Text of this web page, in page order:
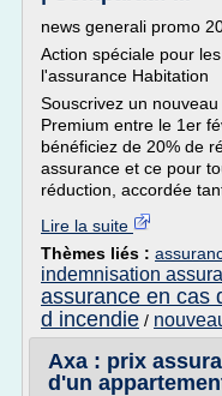
news generali promo
Action spéciale pour
l'assurance Habitation
Souscrivez un
Premium entre le 1er
bénéficiez de 20% de
assurance et ce pour
réduction, accordée
Lire la suite
Thèmes liés :
indemnisation
assurance en cas
d incendie /
Axa : prix
d'un